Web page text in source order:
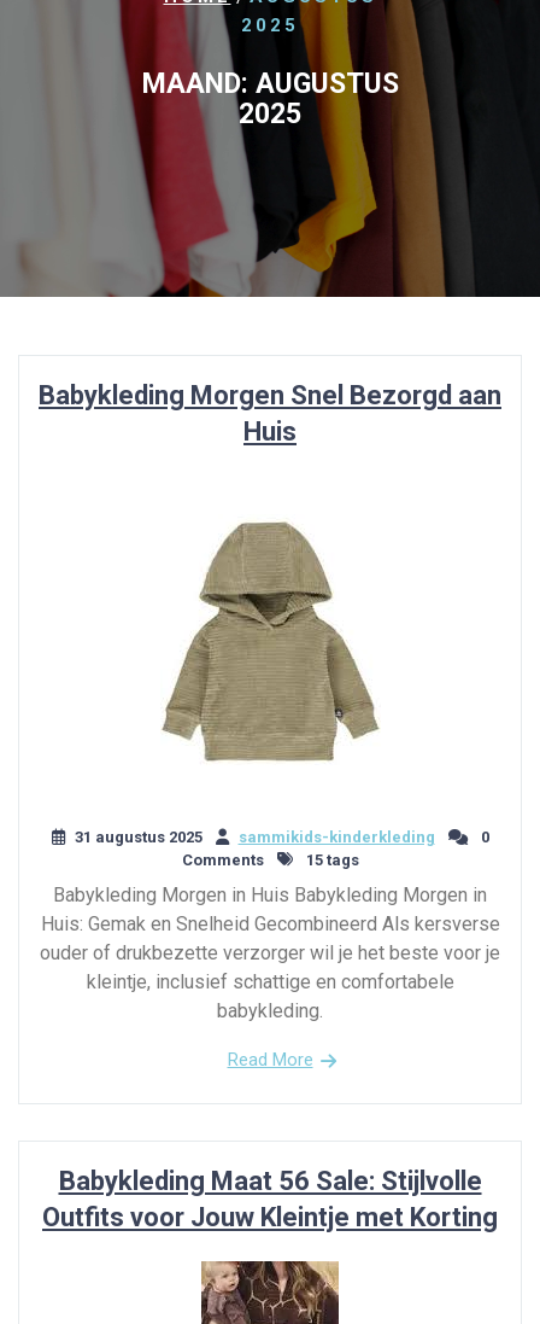
2025
MAAND: AUGUSTUS
2025
Babykleding Morgen Snel Bezorgd aan
Huis
31 augustus 2025 sammikids-kinderkleding
0
Comments
15 tags
Babykleding Morgen in Huis Babykleding Morgen in
Huis: Gemak en Snelheid Gecombineerd Als kersverse
ouder of drukbezette verzorger wil je het beste voor je
kleintje, inclusief schattige en comfortabele
babykleding.
Read More
Babykleding Maat 56 Sale: Stijlvolle
Outfits voor Jouw Kleintje met Korting